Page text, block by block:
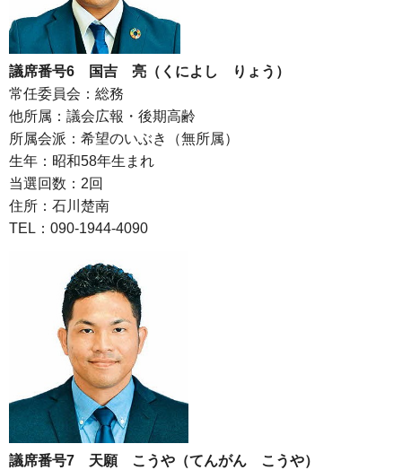
議席番号6 国吉 亮（くによし りょう）
常任委員会：総務
他所属：議会広報・後期高齢
所属会派：希望のいぶき（無所属）
生年：昭和58年生まれ
当選回数：2回
住所：石川楚南
TEL：090-1944-4090
議席番号7 天願 こうや（てんがん こうや）